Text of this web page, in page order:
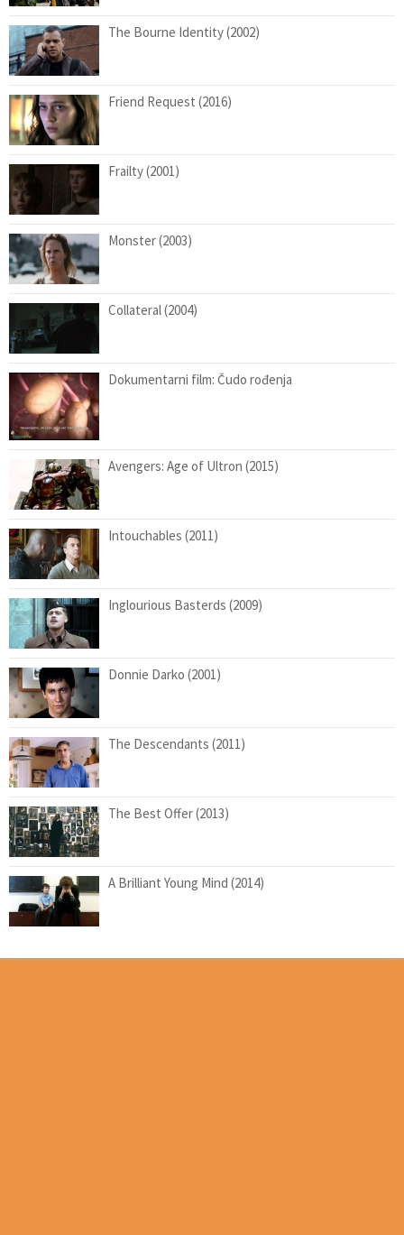
The Bourne Identity (2002)
Friend Request (2016)
Frailty (2001)
Monster (2003)
Collateral (2004)
Dokumentarni film: Čudo rođenja
Avengers: Age of Ultron (2015)
Intouchables (2011)
Inglourious Basterds (2009)
Donnie Darko (2001)
The Descendants (2011)
The Best Offer (2013)
A Brilliant Young Mind (2014)